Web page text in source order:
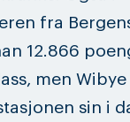
fra
12.866
men Wibye
sin i